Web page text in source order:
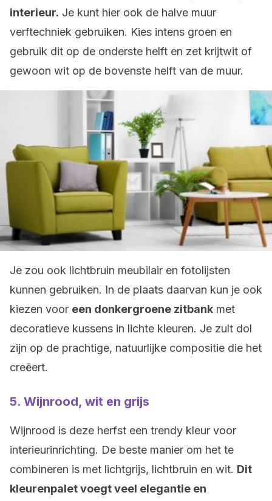
interieur. Je kunt hier ook de halve muur
verftechniek gebruiken. Kies intens groen en
gebruik dit op de onderste helft en zet krijtwit of
gewoon wit op de bovenste helft van de muur.
Je zou ook lichtbruin meubilair en fotolijsten
kunnen gebruiken. In de plaats daarvan kun je ook
kiezen voor een donkergroene zitbank met
decoratieve kussens in lichte kleuren. Je zult dol
zijn op de prachtige, natuurlijke compositie die het
creëert.
5. Wijnrood, wit en grijs
Wijnrood is deze herfst een trendy kleur voor
interieurinrichting. De beste manier om het te
combineren is met lichtgrijs, lichtbruin en wit. Dit
kleurenpalet voegt veel elegantie en